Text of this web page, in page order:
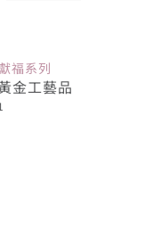
福系列
金工藝品